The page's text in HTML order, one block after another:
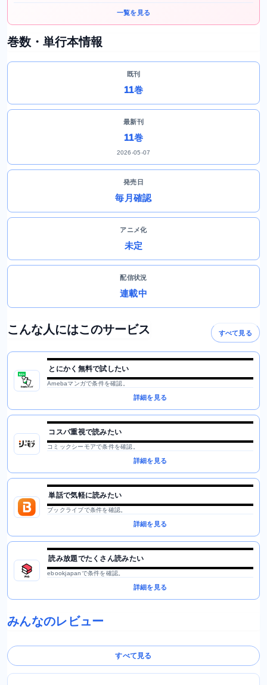
一覧を見る
巻数・単行本情報
既刊
11巻
最新刊
11巻
2026-05-07
発売日
毎月確認
アニメ化
未定
配信状況
連載中
こんな人にはこのサービス すべて見る
とにかく無料で試したい
Amebaマンガで条件を確認。
詳細を見る
コスパ重視で読みたい
コミックシーモアで条件を確認。
詳細を見る
単話で気軽に読みたい
ブックライブで条件を確認。
詳細を見る
読み放題でたくさん読みたい
ebookjapanで条件を確認。
詳細を見る
みんなのレビュー
すべて見る